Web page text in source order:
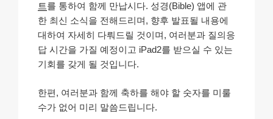
트를 통하여 함께 만납시다. 성경(Bible) 앱에 관
한 최신 소식을 전해드리며, 향후 발표될 내용에
대하여 자세히 다뤄드릴 것이며, 여러분과 질의응
답 시간을 가질 예정이고 iPad2를 받으실 수 있는
기회를 갖게 될 것입니다.
한편, 여러분과 함께 축하를 해야 할 숫자를 미룰
수가 없어 미리 말씀드립니다.